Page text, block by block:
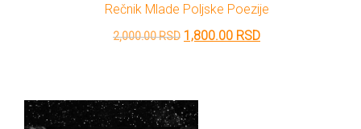
Rečnik Mlade Poljske Poezije
2,000.00RSD Originalna
bila:
1,800.00 RSDTrenutna